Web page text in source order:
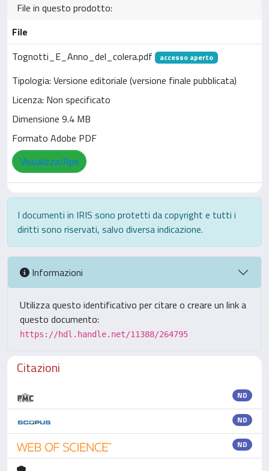
File in questo prodotto:
File
Tognotti_E_Anno_del_colera.pdf
accesso aperto
Tipologia: Versione editoriale (versione finale pubblicata)
Licenza: Non specificato
Dimensione 9.4 MB
Formato Adobe PDF
Visualizza/Apri
I documenti in IRIS sono protetti da copyright e tutti i
diritti sono riservati, salvo diversa indicazione.
Informazioni
Utilizza questo identificativo per citare o creare un link a
questo documento:
https://hdl.handle.net/11388/264795
Citazioni
ND
ND
ND